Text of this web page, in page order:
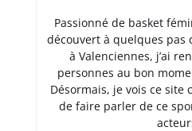
Passionné de basket
découvert à quelques pas
à Valenciennes, j’ai
personnes au bon
Désormais, je vois ce site
de faire parler de ce